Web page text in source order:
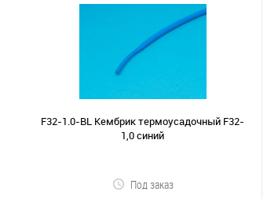
F32-1.0-BL Кембрик термоусадочный F32-
1,0 синий
Под заказ